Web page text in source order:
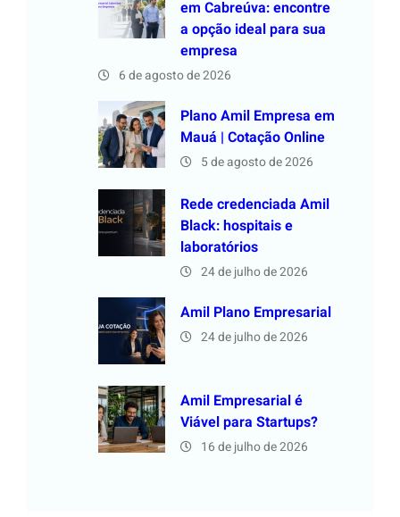
em Cabreúva: encontre
a opção ideal para sua
empresa
6 de agosto de 2026
Plano Amil Empresa em
Mauá | Cotação Online
5 de agosto de 2026
Rede credenciada Amil
Black: hospitais e
laboratórios
24 de julho de 2026
Amil Plano Empresarial
24 de julho de 2026
Amil Empresarial é
Viável para Startups?
16 de julho de 2026